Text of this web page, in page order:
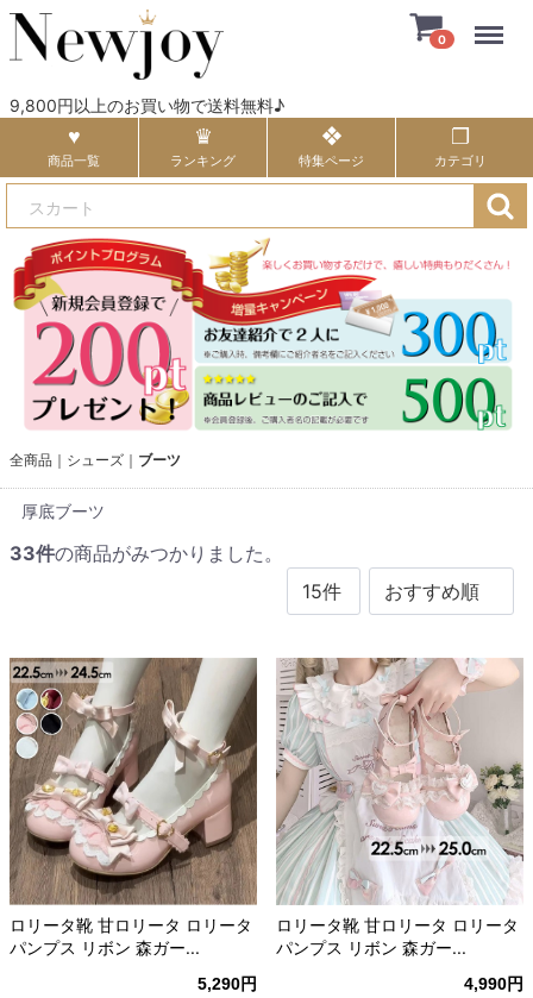
9,800円以上のお買い物で送料無料♪
0
商品一覧 ランキング 特集ページ カテゴリ
全商品 シューズ ブーツ
厚底ブーツ
33件の商品がみつかりました。
ロリータ靴 甘ロリータ ロリータ
パンプス リボン 森ガー...
5,290円
ロリータ靴 甘ロリータ ロリータ
パンプス リボン 森ガー...
4,990円